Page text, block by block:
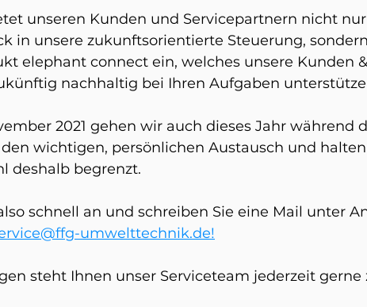
unseren Kunden und Servicepartnern nicht
in unsere zukunftsorientierte Steuerung,
elephant connect ein, welches unsere Kunden
nachhaltig bei Ihren Aufgaben
2021 gehen wir auch dieses Jahr während
wichtigen, persönlichen Austausch und
deshalb begrenzt.
schnell an und schreiben Sie eine Mail unter
umwelttechnik.de!
steht Ihnen unser Serviceteam jederzeit